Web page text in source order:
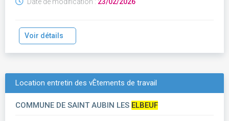
Voir détails
Location entretin des vÊtements de travail
COMMUNE DE SAINT AUBIN LES ELBEUF